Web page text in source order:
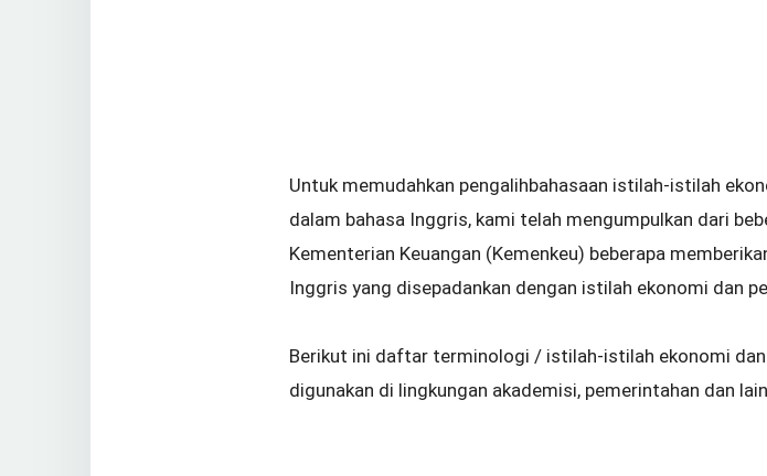
Untuk memudahkan pengalihbahasaan istilah-istilah
dalam bahasa Inggris, kami telah mengumpulkan dari
Kementerian Keuangan (Kemenkeu) beberapa
Inggris yang disepadankan dengan istilah ekonomi dan
Berikut ini daftar terminologi / istilah-istilah ekonomi
digunakan di lingkungan akademisi, pemerintahan dan